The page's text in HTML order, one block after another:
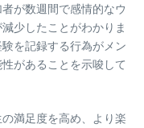
が数週間で感情的なウ
少したことがわかりま
を記録する行為がメン
があることを示唆して
満足度を高め、より楽